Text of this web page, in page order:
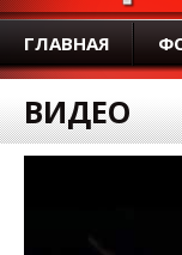
ГЛАВНАЯ
ВИДЕО